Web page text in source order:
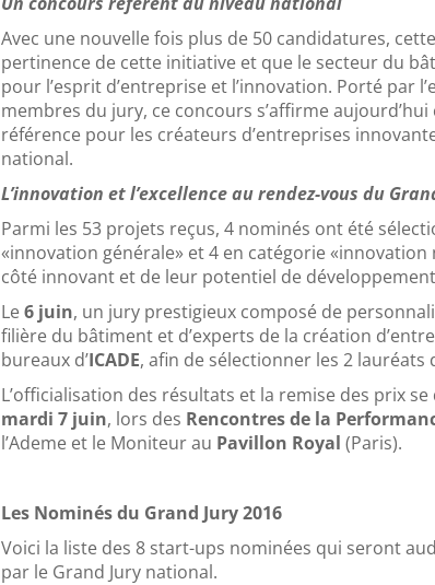
Avec une nouvelle fois plus de 50 candidatures,
pertinence de cette initiative et que le secteur du
pour l’esprit d’entreprise et l’innovation. Porté par
membres du jury, ce concours s’affirme aujourd’hui
référence pour les créateurs d’entreprises
national.
L’innovation et l’excellence au rendez-vous du
Parmi les 53 projets reçus, 4 nominés ont été
«innovation générale» et 4 en catégorie
côté innovant et de leur potentiel de
Le6 juin, un jury prestigieux composé de
filière du bâtiment et d’experts de la création
bureaux d’ICADE, afin de sélectionner les 2 lauréats
L’officialisation des résultats et la remise des prix
mardi 7 juin, lors des Rencontres de la
l’Ademe et le Moniteur au Pavillon Royal (Paris).
Les Nominés du Grand Jury 2016
Voici la liste des 8 start-ups nominées qui seront
par le Grand Jury national.